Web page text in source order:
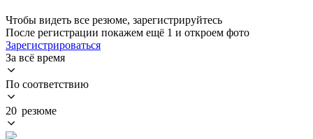
Чтобы видеть все резюме, зарегистрируйтесь
После регистрации покажем ещё 1 и откроем фото
Зарегистрироваться
За всё время
По соответствию
20 резюме